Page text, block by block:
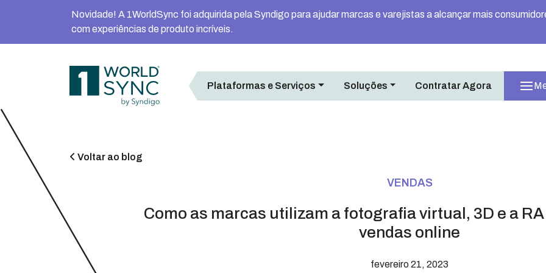
Novidade! A 1WorldSync foi adquirida pela Syndigo para ajudar marcas e varejistas a alcançar mais
com experiências de produto incríveis.
1worldsync
Plataformas e Serviços Soluções Contratar Agora
Voltar ao blog
VENDAS
Como as marcas utilizam a fotografia virtual, 3D e a
vendas online
fevereiro 21, 2023